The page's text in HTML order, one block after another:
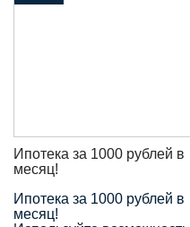
Ипотека за 1000 рублей в
месяц!
Ипотека за 1000 рублей в
месяц!